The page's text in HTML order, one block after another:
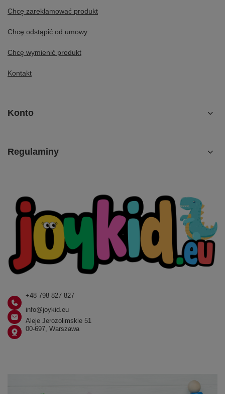
Chcę zareklamować produkt
Chcę odstąpić od umowy
Chcę wymienić produkt
Kontakt
Konto
Regulaminy
+48 798 827 827
info@joykid.eu
Aleje Jerozolimskie 51
00-697, Warszawa